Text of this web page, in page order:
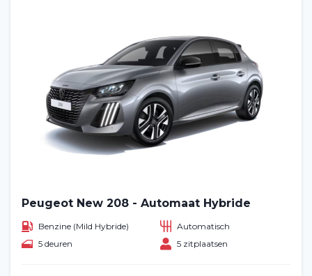
Peugeot New 208 - Automaat Hybride
Benzine (Mild Hybride)
Automatisch
5 deuren
5 zitplaatsen